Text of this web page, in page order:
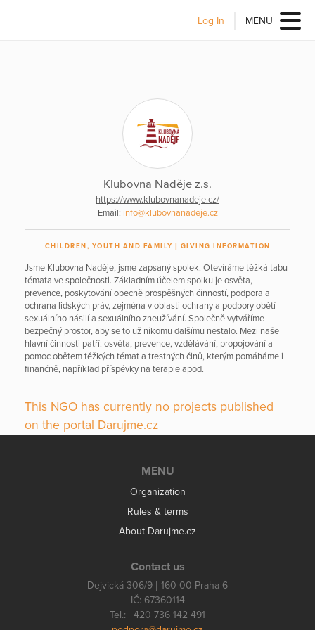
Log In MENU
Klubovna Naděje z.s.
https://www.klubovnanadeje.cz/
Email: info@klubovnanadeje.cz
CHILDREN, YOUTH AND FAMILY GIVING INFORMATION
Jsme Klubovna Naděje, jsme zapsaný spolek. Otevíráme těžká tabu
témata ve společnosti. Základním účelem spolku je osvěta,
prevence, poskytování obecně prospěšných činností, podpora a
ochrana lidských práv, zejména v oblasti ochrany a podpory obětí
sexuálního násilí a sexuálního zneužívání. Společně vytváříme
bezpečný prostor, aby se to už nikomu dalšímu nestalo. Mezi naše
hlavní činnosti patří: osvěta, prevence, vzdělávání, propojování a
pomoc obětem těžkých témat a trestných činů, kterým pomáháme i
finančně, například příspěvky na terapie apod.
This NGO has currently no projects published
on the portal Darujme.cz
MENU
Organization
Rules & terms
About Darujme.cz
Contact us
Dejvická 306/9 | 160 00 Praha 6
IČ: 67360114
Tel.: +420 736 142 491